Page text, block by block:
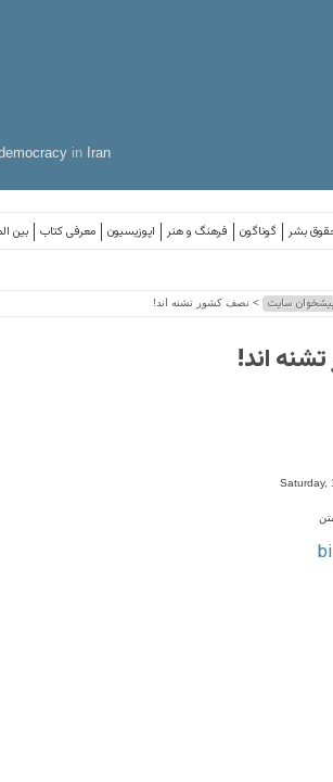
in Iran
بین معرفی کتاب اپوزیسیون فرهنگ و هنر گوناگون بشر
سایت > نصف کشور تشنه اند!
اند!
Saturday,